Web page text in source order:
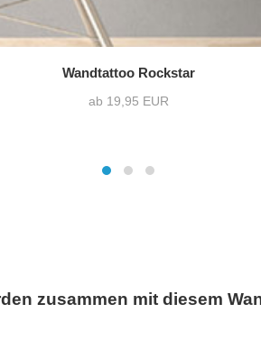
Wandtattoo Rockstar
ab 19,95 EUR
zusammen mit diesem